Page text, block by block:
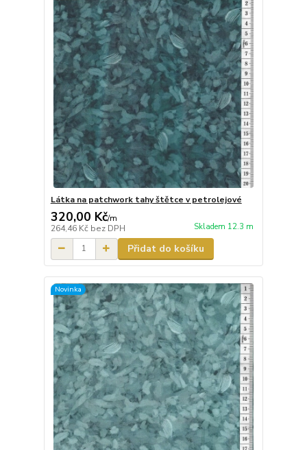
Látka na patchwork tahy štětce v petrolejové
320,00 Kč/m
264,46 Kč bez DPH Skladem 12.3 m
Přidat do košíku
Novinka